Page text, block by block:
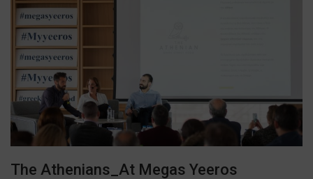
The Athenians_At Megas Yeeros